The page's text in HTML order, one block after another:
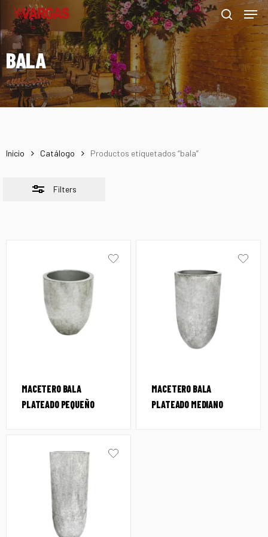
Skip
main
content
search
Menu
BALA
Inicio Catálogo Productos etiquetados “bala”
Filters
Close
Filters
MACETERO BALA
PLATEADO PEQUEÑO
MACETERO BALA
PLATEADO MEDIANO
Menu